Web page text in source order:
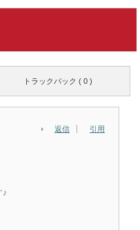
トラックバック ( 0 )
返信 引用
♪